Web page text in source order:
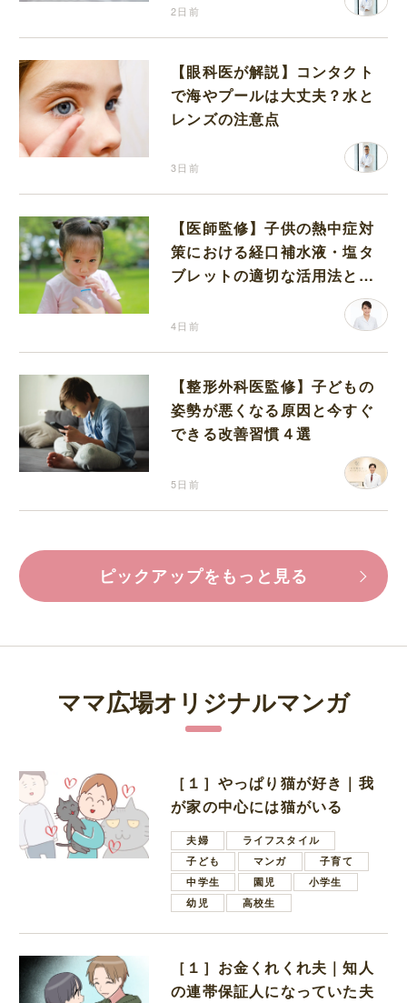
2日前
【眼科医が解説】コンタクト
で海やプールは大丈夫？水と
レンズの注意点
3日前
【医師監修】子供の熱中症対
策における経口補水液・塩タ
ブレットの適切な活用法と水
4日前
【整形外科医監修】子どもの
姿勢が悪くなる原因と今すぐ
できる改善習慣４選
5日前
ピックアップをもっと見る
ママ広場オリジナルマンガ
［１］やっぱり猫が好き｜我
が家の中心には猫がいる
夫婦
ライフスタイル
子ども
マンガ
子育て
中学生
園児
小学生
幼児
高校生
［１］お金くれくれ夫｜知人
の連帯保証人になっていた夫